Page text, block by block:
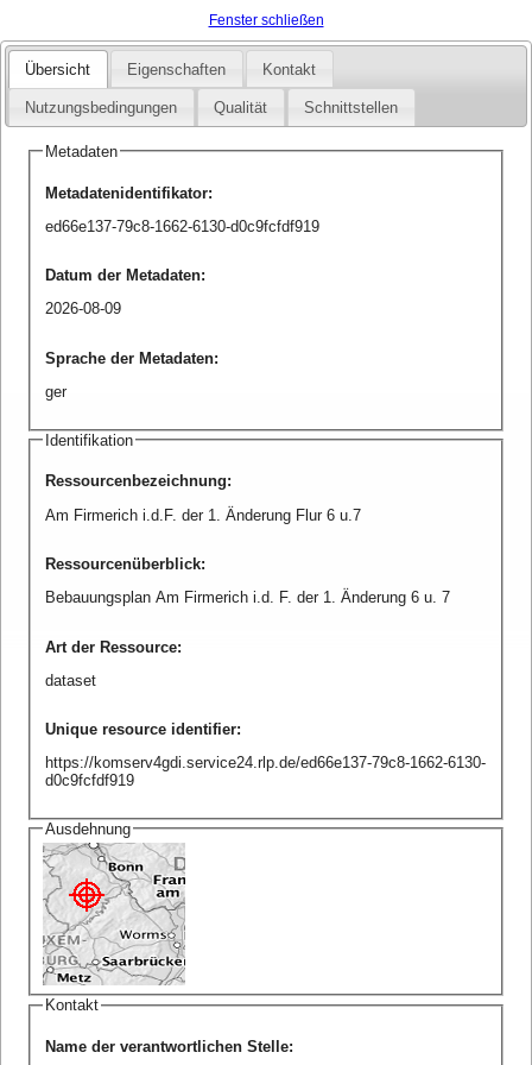
Fenster schließen
Übersicht Eigenschaften Kontakt
Nutzungsbedingungen Qualität Schnittstellen
Metadaten
Metadatenidentifikator:
ed66e137-79c8-1662-6130-d0c9fcfdf919
Datum der Metadaten:
2026-08-09
Sprache der Metadaten:
ger
Identifikation
Ressourcenbezeichnung:
Am Firmerich i.d.F. der 1. Änderung Flur 6 u.7
Ressourcenüberblick:
Bebauungsplan Am Firmerich i.d. F. der 1. Änderung 6 u. 7
Art der Ressource:
dataset
Unique resource identifier:
https://komserv4gdi.service24.rlp.de/ed66e137-79c8-1662-6130-
d0c9fcfdf919
Ausdehnung
Kontakt
Name der verantwortlichen Stelle: